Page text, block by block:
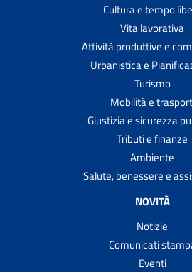
Cultura e tempo
Vita lavorativa
Attività produttive e
Urbanistica e
Turismo
Mobilità e
Giustizia e sicurezza
Tributi e finanze
Ambiente
Salute, benessere e
NOVITÀ
Notizie
Comunicati
Eventi